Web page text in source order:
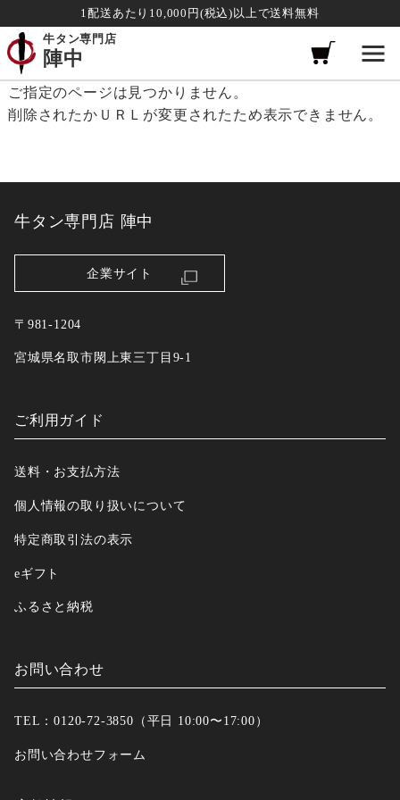
1配送あたり10,000円(税込)以上で送料無料
牛タン専門店
陣中
ご指定のページは見つかりません。
削除されたかＵＲＬが変更されたため表示できません。
牛タン専門店 陣中
企業サイト
〒981-1204
宮城県名取市閖上東三丁目9-1
ご利用ガイド
送料・お支払方法
個人情報の取り扱いについて
特定商取引法の表示
eギフト
ふるさと納税
お問い合わせ
TEL：0120-72-3850（平日 10:00〜17:00）
お問い合わせフォーム